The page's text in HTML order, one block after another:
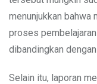
menunjukkan bahwa
proses
dibandingkan
Selain itu, laporan